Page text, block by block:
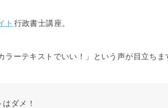
ト 行政書士講座。
ラーテキストでいい！」という声が目立ち
ダメ！